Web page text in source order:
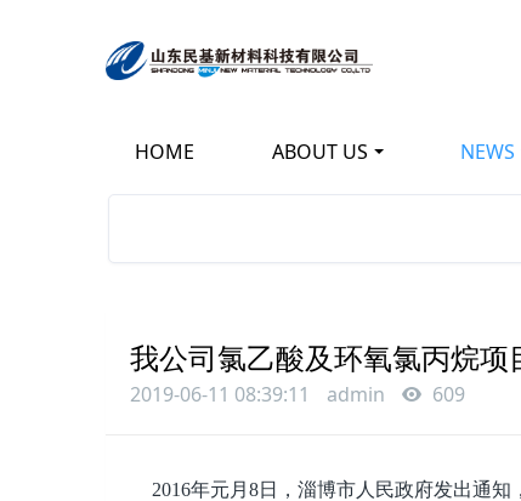
HOME ABOUT US NEWS
KEEP
我公司氯乙酸及环氧氯丙烷
2019-06-11 08:39:11 admin 609
2016年元月8日，淄博市人民政府发出通